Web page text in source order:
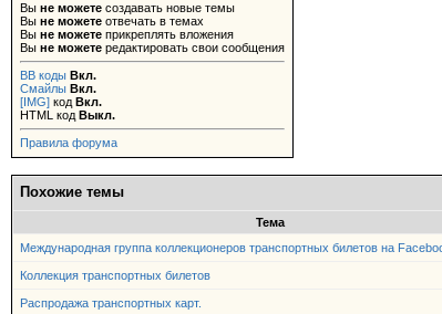
Вы не можете создавать новые темы
Вы не можете отвечать в темах
Вы не можете прикреплять вложения
Вы не можете редактировать свои сообщения
BB коды Вкл.
Смайлы Вкл.
[IMG] код Вкл.
HTML код Выкл.
Правила форума
Похожие темы
Тема
Международная группа коллекционеров транспортных билетов на
Коллекция транспортных билетов
Распродажа транспортных карт.